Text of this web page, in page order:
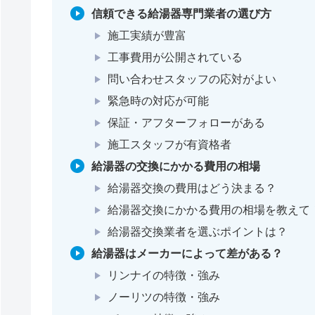
信頼できる給湯器専門業者の選び方
施工実績が豊富
工事費用が公開されている
問い合わせスタッフの応対がよい
緊急時の対応が可能
保証・アフターフォローがある
施工スタッフが有資格者
給湯器の交換にかかる費用の相場
給湯器交換の費用はどう決まる？
給湯器交換にかかる費用の相場を教えて
給湯器交換業者を選ぶポイントは？
給湯器はメーカーによって差がある？
リンナイの特徴・強み
ノーリツの特徴・強み